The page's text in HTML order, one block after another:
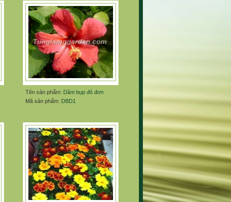
Tên sản phẩm: Dâm bụp đỏ đơn
Mã sản phẩm: DBD1